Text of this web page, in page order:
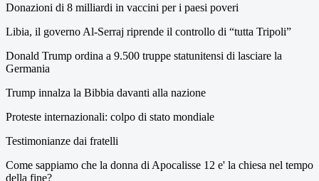
Donazioni di 8 milliardi in vaccini per i paesi poveri
Libia, il governo Al-Serraj riprende il controllo di “tutta Tripoli”
Donald Trump ordina a 9.500 truppe statunitensi di lasciare la
Germania
Trump innalza la Bibbia davanti alla nazione
Proteste internazionali: colpo di stato mondiale
Testimonianze dai fratelli
Come sappiamo che la donna di Apocalisse 12 e' la chiesa nel tempo
della fine?